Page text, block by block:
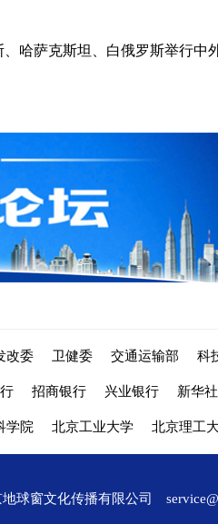
哈萨克斯坦、白俄罗斯举行中
改委 卫健委 交通运输部 科
招商银行 兴业银行 新华社
学院 北京工业大学 北京理工
球窗文化传播有限公司